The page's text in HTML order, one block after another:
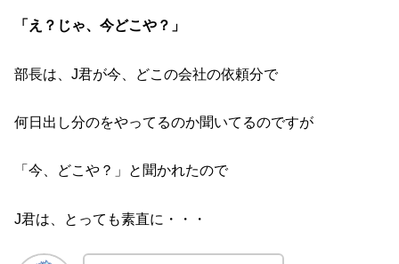
「え？じゃ、今どこや？」
部長は、J君が今、どこの会社の依頼分で
何日出し分のをやってるのか聞いてるのですが
「今、どこや？」と聞かれたので
J君は、とっても素直に・・・